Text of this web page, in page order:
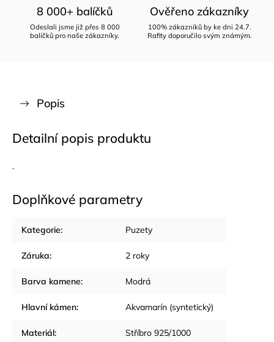
8 000+ balíčků
Odeslali jsme již přes 8 000
balíčků pro naše zákazníky.
Ověřeno zákazníky
100% zákazníků by ke dni 24.7.
Rafity doporučilo svým známým.
Popis
Detailní popis produktu
.
Doplňkové parametry
Kategorie: Puzety
Záruka: 2 roky
Barva kamene: Modrá
Hlavní kámen: Akvamarín (syntetický)
Materiál: Stříbro 925/1000